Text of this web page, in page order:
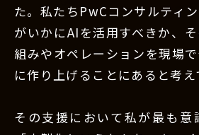
た。私たちPwCコンサルティ
がいかにAIを活用すべきか、
組みやオペレーションを現場
に作り上げることにあると考え
その支援において私が最も意